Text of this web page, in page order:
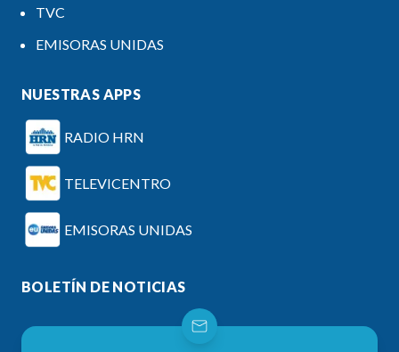
TVC
EMISORAS UNIDAS
NUESTRAS APPS
RADIO HRN
TELEVICENTRO
EMISORAS UNIDAS
BOLETÍN DE NOTICIAS